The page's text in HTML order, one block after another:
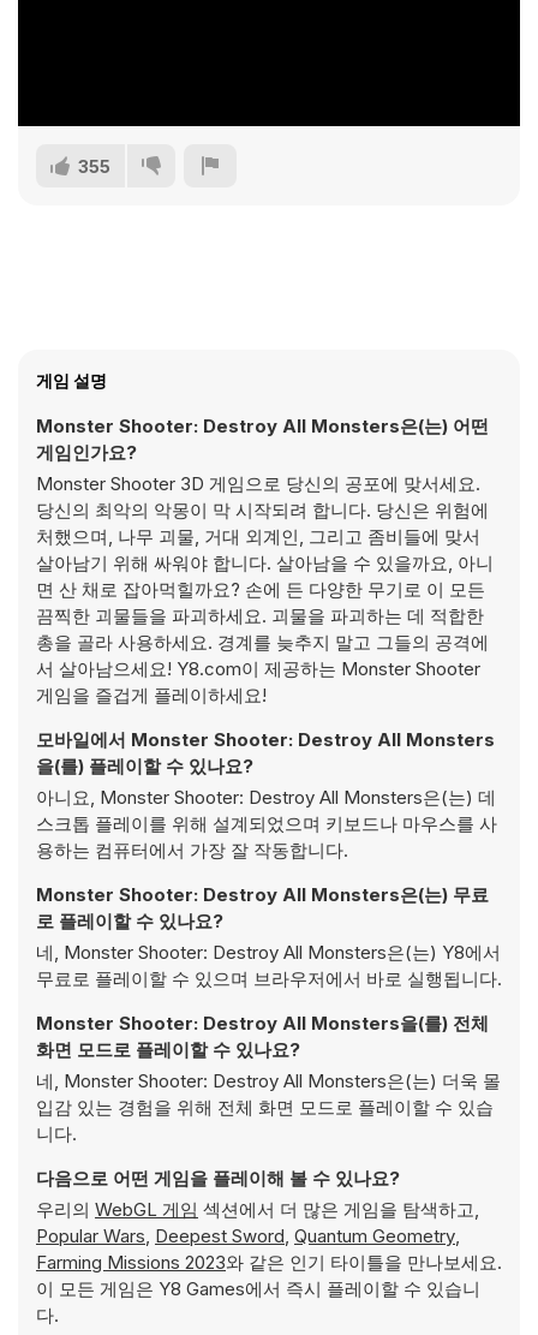
355
게임 설명
Monster Shooter: Destroy All Monsters은(는) 어떤
게임인가요?
Monster Shooter 3D 게임으로 당신의 공포에 맞서세요.
당신의 최악의 악몽이 막 시작되려 합니다. 당신은 위험에
처했으며, 나무 괴물, 거대 외계인, 그리고 좀비들에 맞서
살아남기 위해 싸워야 합니다. 살아남을 수 있을까요, 아니
면 산 채로 잡아먹힐까요? 손에 든 다양한 무기로 이 모든
끔찍한 괴물들을 파괴하세요. 괴물을 파괴하는 데 적합한
총을 골라 사용하세요. 경계를 늦추지 말고 그들의 공격에
서 살아남으세요! Y8.com이 제공하는 Monster Shooter
게임을 즐겁게 플레이하세요!
모바일에서 Monster Shooter: Destroy All Monsters
을(를) 플레이할 수 있나요?
아니요, Monster Shooter: Destroy All Monsters은(는) 데
스크톱 플레이를 위해 설계되었으며 키보드나 마우스를 사
용하는 컴퓨터에서 가장 잘 작동합니다.
Monster Shooter: Destroy All Monsters은(는) 무료
로 플레이할 수 있나요?
네, Monster Shooter: Destroy All Monsters은(는) Y8에서
무료로 플레이할 수 있으며 브라우저에서 바로 실행됩니다.
Monster Shooter: Destroy All Monsters을(를) 전체
화면 모드로 플레이할 수 있나요?
네, Monster Shooter: Destroy All Monsters은(는) 더욱 몰
입감 있는 경험을 위해 전체 화면 모드로 플레이할 수 있습
니다.
다음으로 어떤 게임을 플레이해 볼 수 있나요?
우리의 WebGL 게임 섹션에서 더 많은 게임을 탐색하고,
Popular Wars, Deepest Sword, Quantum Geometry,
Farming Missions 2023와 같은 인기 타이틀을 만나보세요.
이 모든 게임은 Y8 Games에서 즉시 플레이할 수 있습니
다.